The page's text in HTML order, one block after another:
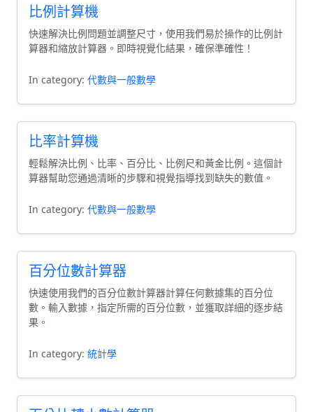
比例計算機
快速解決比例問題並調整尺寸，使用我們易於操作的比例計
算器和縮放計算器。即時視覺化結果，確保準確性！
In category: 代數與一般數學
比率計算機
輕鬆解決比例、比率、百分比、比例尺和黃金比例。這個計
算器幫助您通過清晰的步驟和視覺指導找到缺失的數值。
In category: 代數與一般數學
百分位數計算器
快速使用我們的百分位數計算器計算任何數據集的百分位
數。輸入數據，指定所需的百分位數，並獲取詳細的逐步結
果。
In category: 統計學